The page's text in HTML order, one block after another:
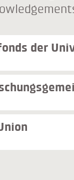
der